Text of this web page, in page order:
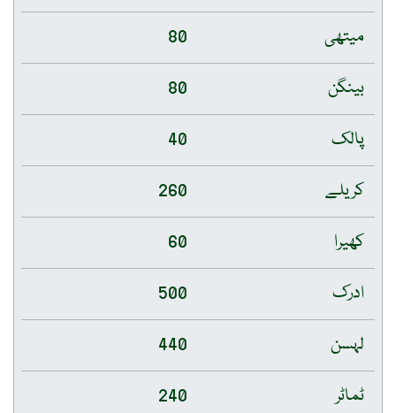
میتھی
80
بینگن
80
پالک
40
کریلے
260
کھیرا
60
ادرک
500
لہسن
440
ٹماٹر
240